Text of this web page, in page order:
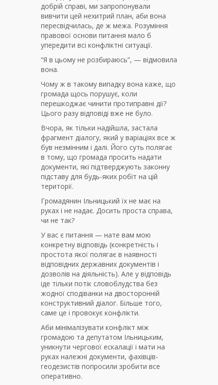
добрій справі, ми запропонували
вивчити цей нехитрий план, аби вона
пересвідчилась, де ж межа. Розуміння
правової основи питання мало б
упередити всі конфліктні ситуації.
“Я в цьому не розбираюсь”, — відмовила
вона.
Чому ж в такому випадку вона каже, що
громада щось порушує, коли
перешкоджає чинити протиправні дії?
Цього разу відповіді вже не було.
Вчора, як тільки надійшла, застала
фрагмент діалогу, який у варіаціях все ж
був незмінним і далі. Його суть полягає
в тому, що громада просить надати
документи, які підтверджують законну
підставу для будь-яких робіт на цій
території.
Громадянин Ільницький їх не має на
руках і не надає. Досить проста справа,
чи не так?
У вас є питання — нате вам мою
конкретну відповідь (конкретність і
простота якої полягає в наявності
відповідних державних документів і
дозволів на діяльність). Але у відповідь
іде тільки потік словоблудства без
жодної сподіванки на двосторонній
конструктивний діалог. Більше того,
саме це і провокує конфлікти.
Аби мінімалізувати конфлікт між
громадою та депутатом Ільницьким,
уникнути чергової ескалації і мати на
руках належні документи, фахівців-
геодезистів попросили зробити все
оперативно.